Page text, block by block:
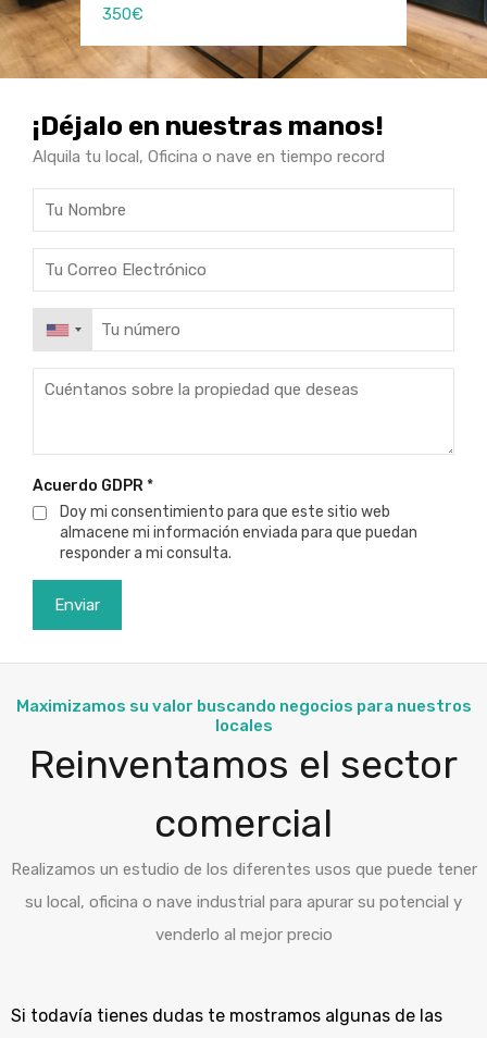
350€
150€
150€
¡Déjalo en nuestras manos!
Alquila tu local, Oficina o nave en tiempo record
Acuerdo GDPR*
Doy mi consentimiento para que este sitio web
almacene mi información enviada para que puedan
responder a mi consulta.
Maximizamos su valor buscando negocios para nuestros
locales
Reinventamos el sector
comercial
Realizamos un estudio de los diferentes usos que puede tener
su local, oficina o nave industrial para apurar su potencial y
venderlo al mejor precio
Si todavía tienes dudas te mostramos algunas de las